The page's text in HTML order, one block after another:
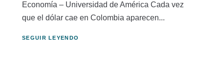
Economía – Universidad de América Cada vez
que el dólar cae en Colombia aparecen...
SEGUIR LEYENDO